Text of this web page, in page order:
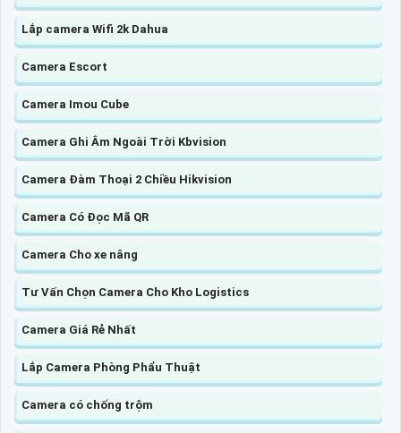
Lắp camera Wifi 2k Dahua
Camera Escort
Camera Imou Cube
Camera Ghi Âm Ngoài Trời Kbvision
Camera Đàm Thoại 2 Chiều Hikvision
Camera Có Đọc Mã QR
Camera Cho xe nâng
Tư Vấn Chọn Camera Cho Kho Logistics
Camera Giá Rẻ Nhất
Lắp Camera Phòng Phẩu Thuật
Camera có chống trộm